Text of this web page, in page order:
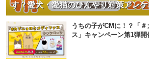
す？愛犬・愛猫のひんやり対策アン
うちの子がCMに！？「
ス」キャンペーン第1弾開